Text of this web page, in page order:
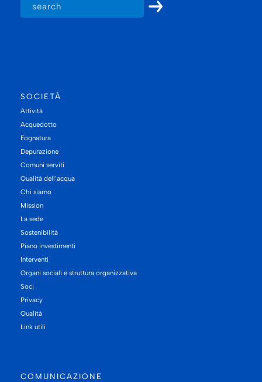
SOCIETÀ
Attività
Acquedotto
Fognatura
Depurazione
Comuni serviti
Qualità dell’acqua
Chi siamo
Mission
La sede
Sostenibilità
Piano investimenti
Interventi
Organi sociali e struttura organizzativa
Soci
Privacy
Qualità
Link utili
COMUNICAZIONE